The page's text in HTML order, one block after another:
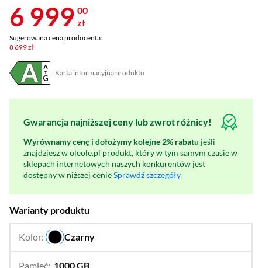
6 999 00
zł
Sugerowana cena producenta:
8 699 zł
Karta informacyjna produktu
Plik w formacie pdf
(otworzy się w nowym oknie)
Gwarancja najniższej ceny lub zwrot różnicy!
Wyrównamy cenę i dołożymy kolejne 2% rabatu jeśli
znajdziesz w oleole.pl produkt, który w tym samym czasie w
sklepach internetowych naszych konkurentów jest
dostępny w niższej cenieSprawdź szczegóły
Warianty produktu
Kolor: Czarny
Pamieć: 1000 GB